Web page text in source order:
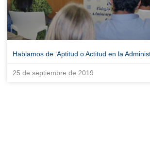
Hablamos de ‘Aptitud o Actitud en la
25 de septiembre de 2019